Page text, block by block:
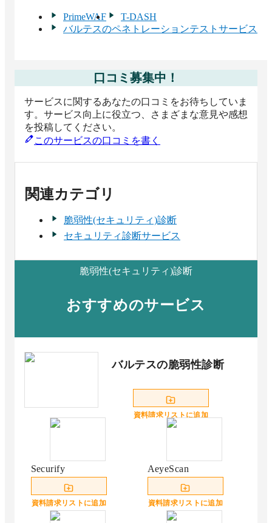
PrimeWAF
T-DASH
バルテスのペネトレーションテストサービス
口コミ募集中！
サービスに関するあなたの口コミをお待ちしていま
す。サービス向上に役立つ、さまざまな意見や感想
を投稿してください。
このサービスの口コミを書く
関連カテゴリ
脆弱性(セキュリティ)診断
セキュリティ診断サービス
脆弱性(セキュリティ)診断
おすすめのサービス
バルテスの脆弱性診断
資料請求リストに追加
Securify
資料請求リストに追加
AeyeScan
資料請求リストに追加